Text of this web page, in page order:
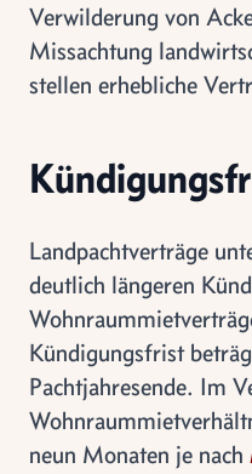
Verwilderung von
Missachtung
stellen erhebliche
Landpachtverträge
deutlich längeren
Kündigungsfrist
Pachtjahresende. Im
neun Monaten je nach